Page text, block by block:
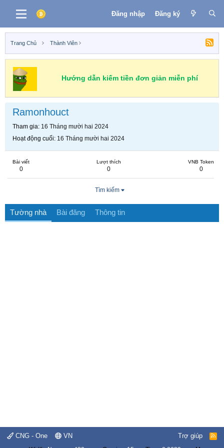
Đăng nhập Đăng ký
Trang Chủ Thành Viên
Hướng dẫn kiếm tiền đơn giản miễn phí
Ramonhouct
Tham gia 16 Tháng mười hai 2024
Hoạt động cuối 16 Tháng mười hai 2024
Bài viết
0
Lượt thích
0
VNB Token
0
Tìm kiếm
Tường nhà Bài đăng Thông tin
CNG - One VN Trợ giúp
R